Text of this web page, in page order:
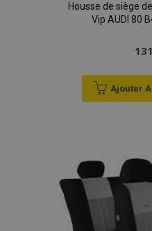
Housse de siège
Vip AUDI 80
Ajouter